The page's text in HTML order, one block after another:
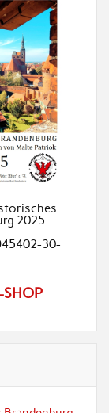
2025
30-
SHOP